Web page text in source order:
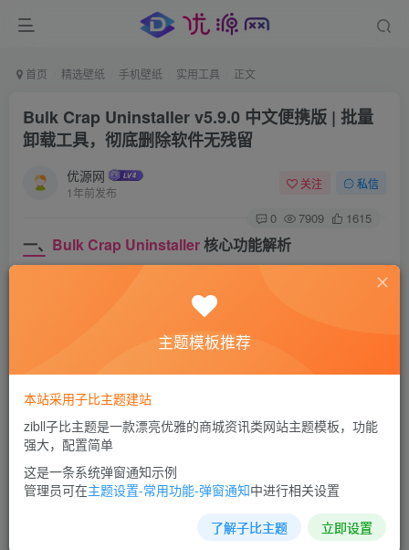
首页 精选壁纸 手机壁纸 实用工具 正文
Bulk Crap Uninstaller v5.9.0 中文便携版 | 批量
卸载工具，彻底删除软件无残留
优源网
1年前发布
关注 私信
0 7909 1615
一、 Bulk Crap Uninstaller核心功能解析
强大的开源免费卸载工具
，专注
于解决软件卸载残留问题，确保系统纯净度。其核心优势包
批量高效卸载：支持同时卸载多款游戏或应用软件，大
幅提升操作效率；
彻底无残留删除
所有软件痕迹，避免系统冗余；
：可按使用频率排序软件，针对性释放
主题模板推荐
本站采用子比主题建站
zibll子比主题是一款漂亮优雅的商城资讯类网站主题模板，功能
强大，配置简单
这是一条系统弹窗通知示例
管理员可在主题设置-常用功能-弹窗通知中进行相关设置
了解子比主题 立即设置